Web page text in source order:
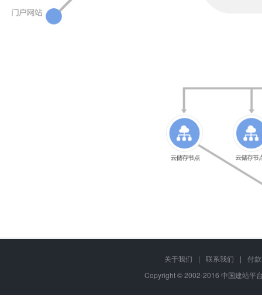
关于我们 | 联系我们 |
付
Copyright © 2002-2016 中国建站平